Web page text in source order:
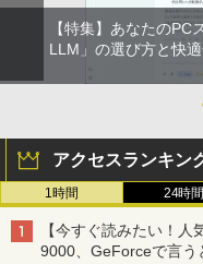
【特集】あなたの
LLM」の選び方と快
アクセスランキン
1時間 24時間
【今すぐ読みたい！
9000、GeForceで言う